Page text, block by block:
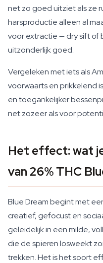
net zo goed uitziet als ze
harsproductie alleen al
voor extractie — dry sift of
uitzonderlijk goed.
Vergeleken met iets als
voorwaarts en prikkelend
en toegankelijker
net zozeer als voor
Het effect: wat
van 26% THC
Blue Dream begint met
creatief, gefocust en
geleidelijk in een milde,
die de spieren losweekt
trekken. Het is het soort